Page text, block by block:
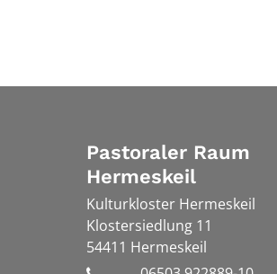
Pastoraler Raum
Hermeskeil
Kulturkloster Hermeskeil
Klostersiedlung 11
54411 Hermeskeil